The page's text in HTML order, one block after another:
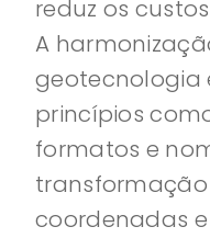
reduz os
A
geotecnologia
princípios
formatos e
coordenadas